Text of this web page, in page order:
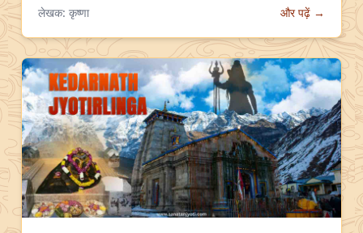
लेखक: कृष्णा और पढ़ें →